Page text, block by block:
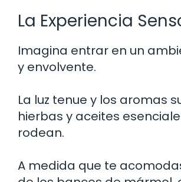
La Experiencia
Imagina entrar en un
y envolvente.
La luz tenue y los aromas
hierbas y aceites
rodean.
A medida que te